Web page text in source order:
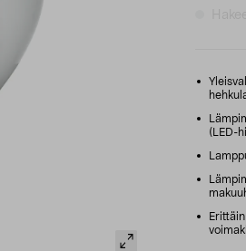
(LED-